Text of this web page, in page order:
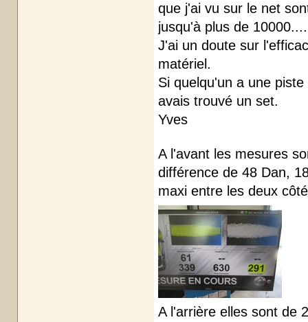
que j'ai vu sur le net
jusqu'à plus de
J'ai un doute sur
matériel.
Si quelqu'un a une
avais trouvé un set.
Yves
A l'avant les mesures
différence de 48 Dan,
maxi entre les deux
A l'arrière elles sont de